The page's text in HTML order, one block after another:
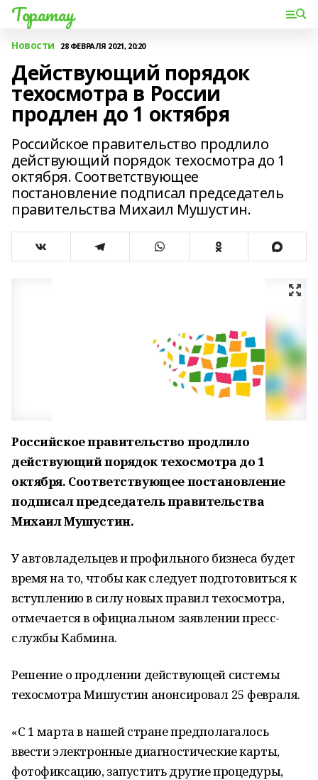
Торатау
Новости 28 ФЕВРАЛЯ 2021, 20:20
Действующий порядок
техосмотра в России
продлен до 1 октября
Российское правительство продлило
действующий порядок техосмотра до 1
октября. Соответствующее
постановление подписал председатель
правительства Михаил Мушустин.
Российское правительство продлило
действующий порядок техосмотра до 1
октября. Соответствующее постановление
подписал председатель правительства
Михаил Мушустин.
У автовладельцев и профильного бизнеса будет
время на то, чтобы как следует подготовиться к
вступлению в силу новых правил техосмотра,
отмечается в официальном заявлении пресс-
службы Кабмина.
Решение о продлении действующей системы
техосмотра Мишустин анонсировал 25 февраля.
«С 1 марта в нашей стране предполагалось
ввести электронные диагностические карты,
фотофиксацию, запустить другие процедуры,